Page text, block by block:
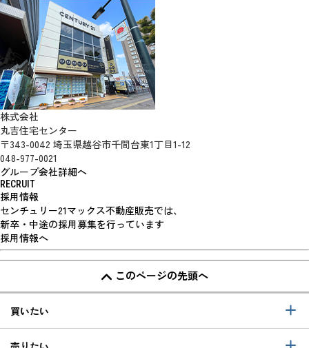
株式会社
丸吉住宅センター
〒343-0042 埼玉県越谷市千間台東1丁目1-12
048-977-0021
グループ会社詳細へ
RECRUIT
採用情報
センチュリー21マックス不動産販売では、
新卒・中途の採用募集を行っています
採用情報へ
このページの先頭へ
買いたい